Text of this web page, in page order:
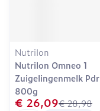
Nutrilon
Nutrilon Omneo 1
Zuigelingenmelk Pdr
800g
€ 28,98
€ 26,09